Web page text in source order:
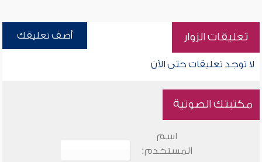
تعليقات الزوار أضف تعليقك
لا توجد تعليقات حتى الآن
مكتبتك الصوتية
اسم
المستخدم: